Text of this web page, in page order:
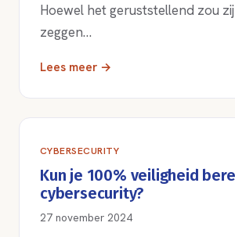
Hoewel het geruststellend zou
zeggen…
Lees meer →
CYBERSECURITY
Kun je 100% veiligheid
cybersecurity?
27 november 2024